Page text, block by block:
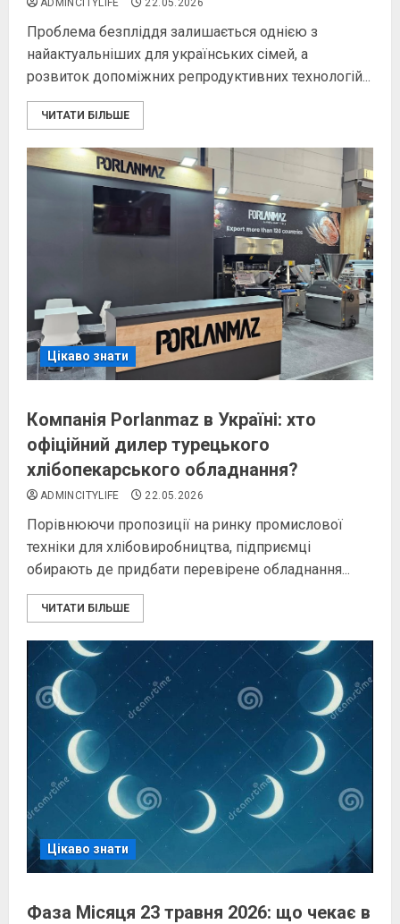
ADMINCITYLIFE 22.05.2026
Проблема безпліддя залишається однією з
найактуальніших для українських сімей, а
розвиток допоміжних репродуктивних технологій...
ЧИТАТИ БІЛЬШЕ
Цікаво знати
Компанія Porlanmaz в Україні: хто
офіційний дилер турецького
хлібопекарського обладнання?
ADMINCITYLIFE 22.05.2026
Порівнюючи пропозиції на ринку промислової
техніки для хлібовиробництва, підприємці
обирають де придбати перевірене обладнання...
ЧИТАТИ БІЛЬШЕ
Цікаво знати
Фаза Місяця 23 травня 2026: що чекає в